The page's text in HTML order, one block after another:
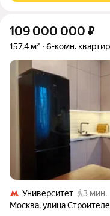
109 000 000 ₽
157,4 м² 6-комн.
Университет
3 мин.
Москва,улица